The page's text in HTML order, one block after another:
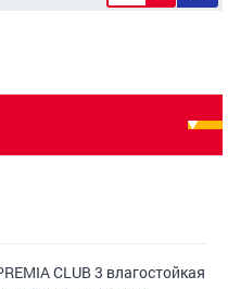
CLUB 3 влагостойкая